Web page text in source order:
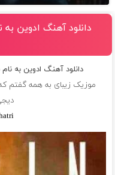
دانلود آهنگ ادوین
دانلود آهنگ ادوین به
موزیک زیبای به همه گفتم